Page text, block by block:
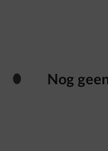
vid-record Nog